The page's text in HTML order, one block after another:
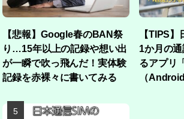
【悲報】Google春のBAN祭
り…15年以上の記録や想い出
が一瞬で吹っ飛んだ！実体験
記録を赤裸々に書いてみる
【TIPS
1か月の
るアプリ
（